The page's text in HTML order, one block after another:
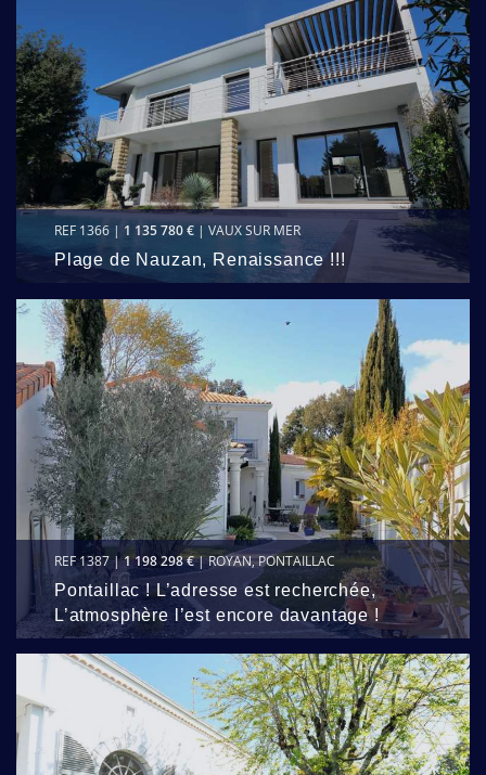
REF 1366 | 1 135 780 € | VAUX SUR MER
Plage de Nauzan, Renaissance !!!
REF 1387 |1 198 298 €| ROYAN, PONTAILLAC
Pontaillac ! L’adresse est recherchée,
L’atmosphère l’est encore davantage !